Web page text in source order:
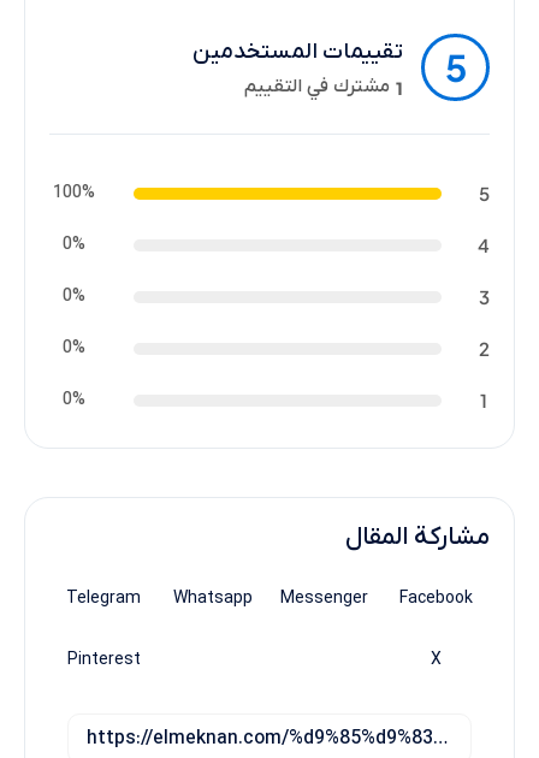
5 تقييمات المستخدمين
1 مشترك في التقييم
5
100%
4
0%
3
0%
2
0%
1
0%
مشاركة المقال
Facebook
Messenger
Whatsapp
Telegram
X
Pinterest